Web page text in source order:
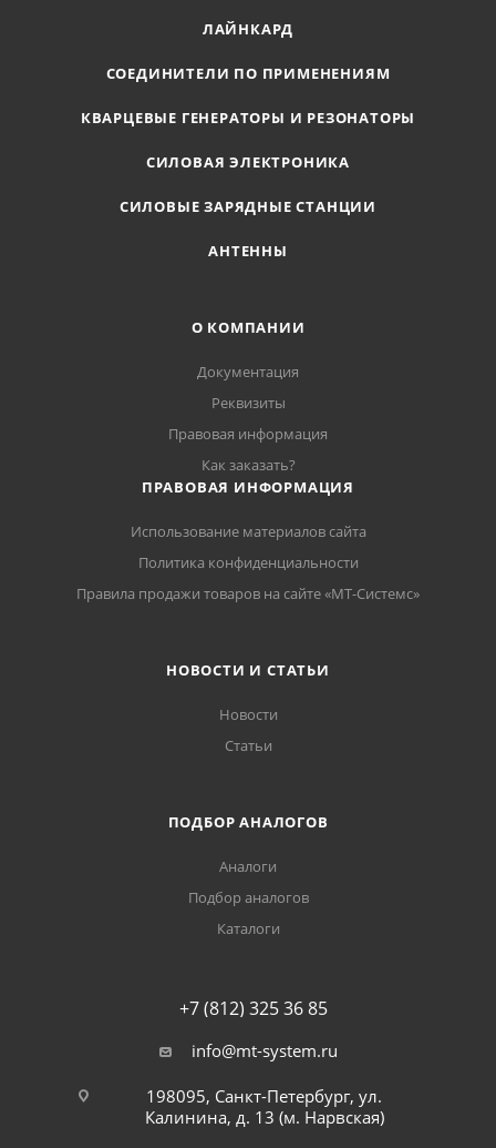
ЛАЙНКАРД
СОЕДИНИТЕЛИ ПО ПРИМЕНЕНИЯМ
КВАРЦЕВЫЕ ГЕНЕРАТОРЫ И РЕЗОНАТОРЫ
СИЛОВАЯ ЭЛЕКТРОНИКА
СИЛОВЫЕ ЗАРЯДНЫЕ СТАНЦИИ
АНТЕННЫ
О КОМПАНИИ
Документация
Реквизиты
Правовая информация
Как заказать?
ПРАВОВАЯ ИНФОРМАЦИЯ
Использование материалов сайта
Политика конфиденциальности
Правила продажи товаров на сайте «МТ-Системс»
НОВОСТИ И СТАТЬИ
Новости
Статьи
ПОДБОР АНАЛОГОВ
Аналоги
Подбор аналогов
Каталоги
+7 (812) 325 36 85
info@mt-system.ru
198095, Санкт-Петербург, ул.
Калинина, д. 13 (м. Нарвская)